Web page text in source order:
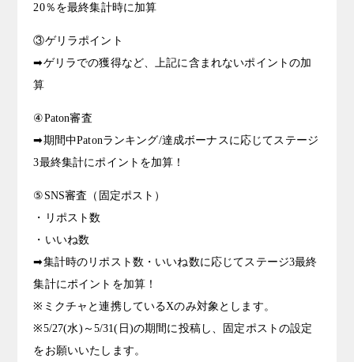
20％を最終集計時に加算
③ゲリラポイント
➡ゲリラでの獲得など、上記に含まれないポイントの加
算
④Paton審査
➡期間中Patonランキング/達成ボーナスに応じてステージ
3最終集計にポイントを加算！
⑤SNS審査（固定ポスト）
・リポスト数
・いいね数
➡集計時のリポスト数・いいね数に応じてステージ3最終
集計にポイントを加算！
※ミクチャと連携しているXのみ対象とします。
※5/27(水)～5/31(日)の期間に投稿し、固定ポストの設定
をお願いいたします。